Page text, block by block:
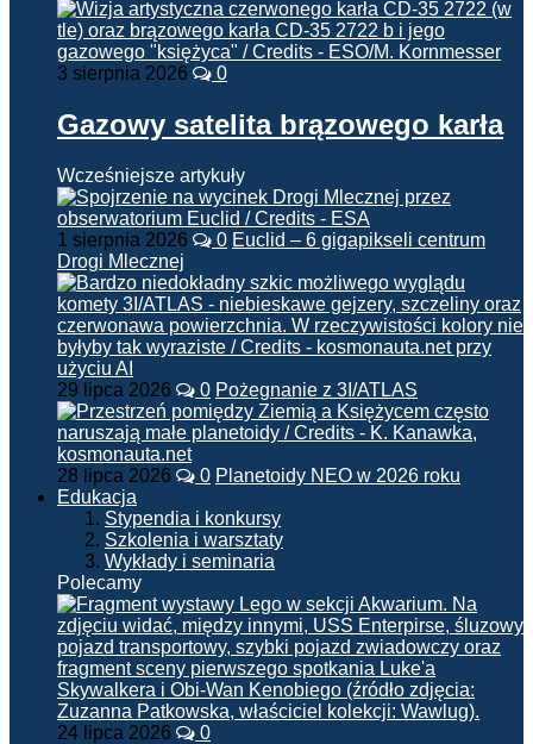
3 sierpnia 2026 0
Gazowy satelita brązowego karła
Wcześniejsze artykuły
1 sierpnia 2026 0 Euclid – 6 gigapikseli centrum
Drogi Mlecznej
29 lipca 2026 0 Pożegnanie z 3I/ATLAS
28 lipca 2026 0 Planetoidy NEO w 2026 roku
Edukacja
Stypendia i konkursy
Szkolenia i warsztaty
Wykłady i seminaria
Polecamy
24 lipca 2026 0